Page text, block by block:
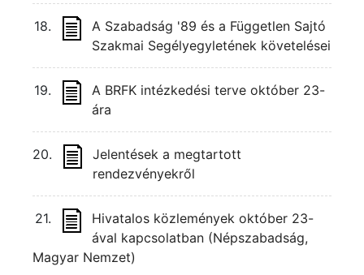
18.
A Szabadság '89 és a Független Sajtó
Szakmai Segélyegyletének követelései
19.
A BRFK intézkedési terve október 23-
ára
20.
Jelentések a megtartott
rendezvényekről
21.
Hivatalos közlemények október 23-
ával kapcsolatban (Népszabadság,
Magyar Nemzet)